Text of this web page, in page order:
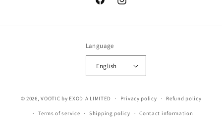
FacebookInstagram
Language
English
© 2026,VOOTIC by EXODIA LIMITED Privacy policy Refund policy
Terms of service Shipping policy Contact information